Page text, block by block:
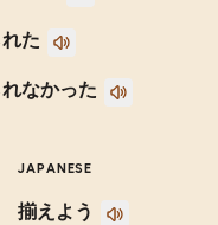
た
なかった
JAPANESE
揃えよう